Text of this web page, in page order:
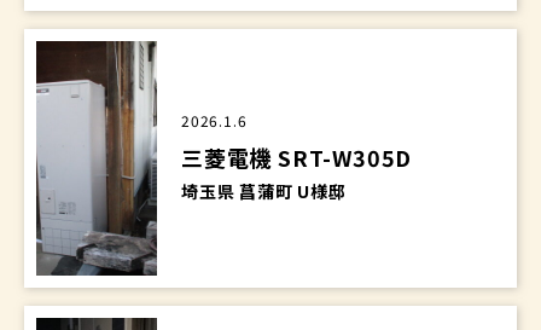
2026.1.6
三菱電機 SRT-W305D
埼玉県 菖蒲町 U様邸